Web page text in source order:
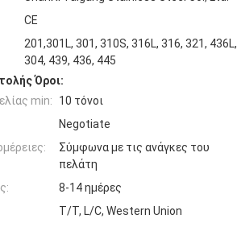
CE
201,301L, 301, 310S, 316L, 316, 321, 436L,
304, 439, 436, 445
Όροι:
min:
10 τόνοι
Negotiate
Σύμφωνα με τις ανάγκες του
πελάτη
8-14 ημέρες
T/T, L/C, Western Union